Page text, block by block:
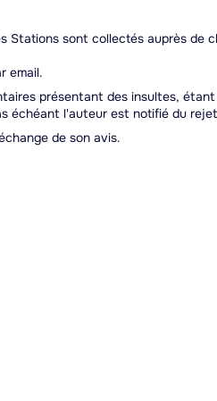
Stations sont collectés auprès
email.
présentant des insultes,
échéant l'auteur est notifié du
de son avis.